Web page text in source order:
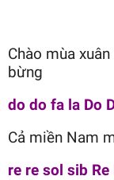
Chào mùa
bừng
do do fa la Do
Cả miền Nam
re re sol sib Re